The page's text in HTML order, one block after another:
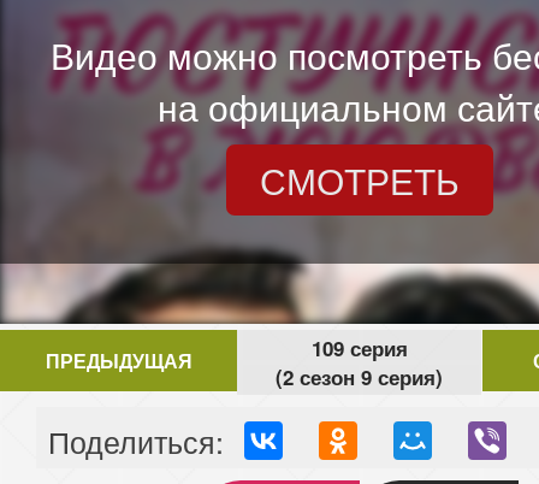
Видео можно посмотреть
на официальном
СМОТРЕТЬ
ПРЕДЫДУЩАЯ
109 серия
(2 сезон 9 серия)
Поделиться: